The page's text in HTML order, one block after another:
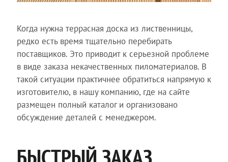
Когда нужна террасная доска из лиственницы,
редко есть время тщательно перебирать
поставщиков. Это приводит к серьезной проблеме
в виде заказа некачественных пиломатериалов. В
такой ситуации практичнее обратиться напрямую к
изготовителю, в нашу компанию, где на сайте
размещен полный каталог и организовано
обсуждение деталей с менеджером.